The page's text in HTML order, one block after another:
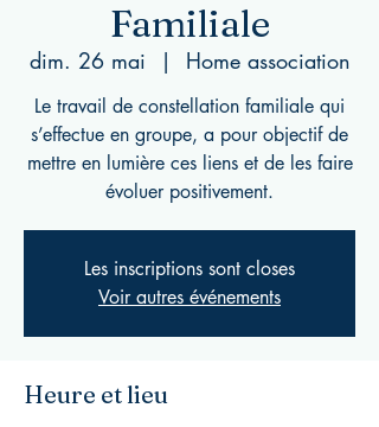
Familiale
dim. 26 mai
  |
Home association
Le travail de constellation familiale qui
s’effectue en groupe, a pour objectif de
mettre en lumière ces liens et de les faire
Les inscriptions sont closes
Voir autres événements
Heure et lieu